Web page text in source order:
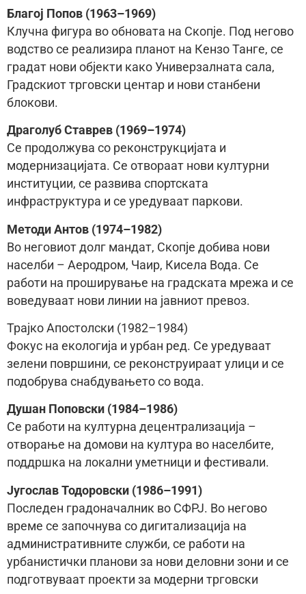
Благој Попов (1963–1969)
Клучна фигура во обновата на Скопје. Под негово
водство се реализира планот на Кензо Танге, се
градат нови објекти како Универзалната сала,
Градскиот трговски центар и нови станбени
блокови.
Драголуб Ставрев (1969–1974)
Се продолжува со реконструкцијата и
модернизацијата. Се отвораат нови културни
институции, се развива спортската
инфраструктура и се уредуваат паркови.
Методи Антов (1974–1982)
Во неговиот долг мандат, Скопје добива нови
населби – Аеродром, Чаир, Кисела Вода. Се
работи на проширување на градската мрежа и се
воведуваат нови линии на јавниот превоз.
Трајко Апостолски (1982–1984)
Фокус на екологија и урбан ред. Се уредуваат
зелени површини, се реконструираат улици и се
подобрува снабдувањето со вода.
Душан Поповски (1984–1986)
Се работи на културна децентрализација –
отворање на домови на култура во населбите,
поддршка на локални уметници и фестивали.
Југослав Тодоровски (1986–1991)
Последен градоначалник во СФРЈ. Во негово
време се започнува со дигитализација на
административните служби, се работи на
урбанистички планови за нови деловни зони и се
подготвуваат проекти за модерни трговски